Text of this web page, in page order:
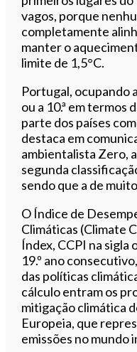
vagos, porque
completamente
manter o
limite de 1,5°C.
Portugal, ocupando
ou a 10.ª em termos
parte dos países com
destaca em
ambientalista Zero,
segunda
sendo que a de
O Índice de
Climáticas (Climate
Índex, CCPI na sigla
19.º ano
das políticas
cálculo entram os
mitigação climática
Europeia, que
emissões no mundo